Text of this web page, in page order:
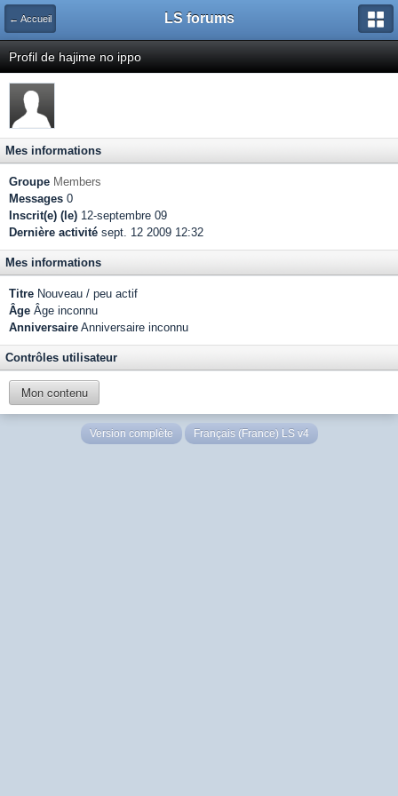
← Accueil LS forums
Profil de hajime no ippo
Mes informations
Groupe Members
Messages 0
Inscrit(e) (le) 12-septembre 09
Dernière activité sept. 12 2009 12:32
Mes informations
Titre Nouveau / peu actif
Âge Âge inconnu
Anniversaire Anniversaire inconnu
Contrôles utilisateur
Mon contenu
Version complète Français (France) LS v4